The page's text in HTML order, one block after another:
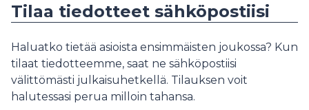
Tilaa tiedotteet sähköpostiisi
Haluatko tietää asioista ensimmäisten joukossa? Kun
tilaat tiedotteemme, saat ne sähköpostiisi
välittömästi julkaisuhetkellä. Tilauksen voit
halutessasi perua milloin tahansa.